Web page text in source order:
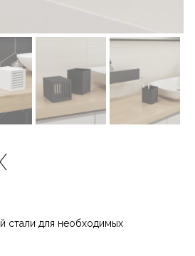
стали для необходимых